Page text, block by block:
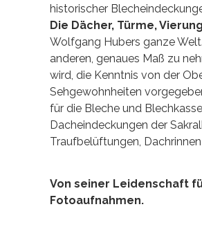
historischer
Die Dächer, Türme,
Wolfgang Hubers ganze
anderen, genaues Maß zu
wird, die Kenntnis von der
Sehgewohnheiten
für die Bleche und
Dacheindeckungen der
Traufbelüftungen,
Von seiner Leidenschaft
Fotoaufnahmen.